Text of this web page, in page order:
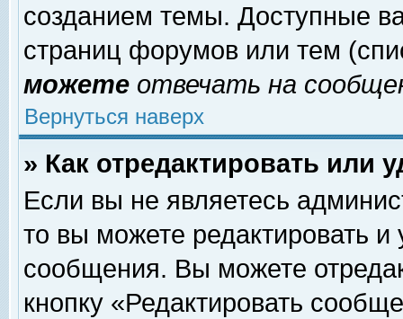
созданием темы. Доступные
страниц форумов или тем
можете отвечать на
Вернуться наверх
» Как отредактировать или
Если вы не являетесь
то вы можете редактировать и
сообщения. Вы можете
кнопку «Редактировать